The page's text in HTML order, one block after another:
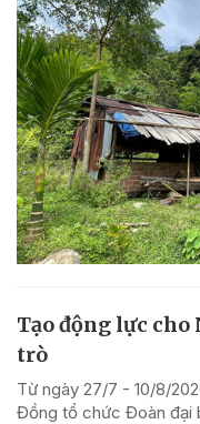
Tạo động lực
trò
Từ ngày 27/7 - 10/8/
Đồng tổ chức Đoàn đại